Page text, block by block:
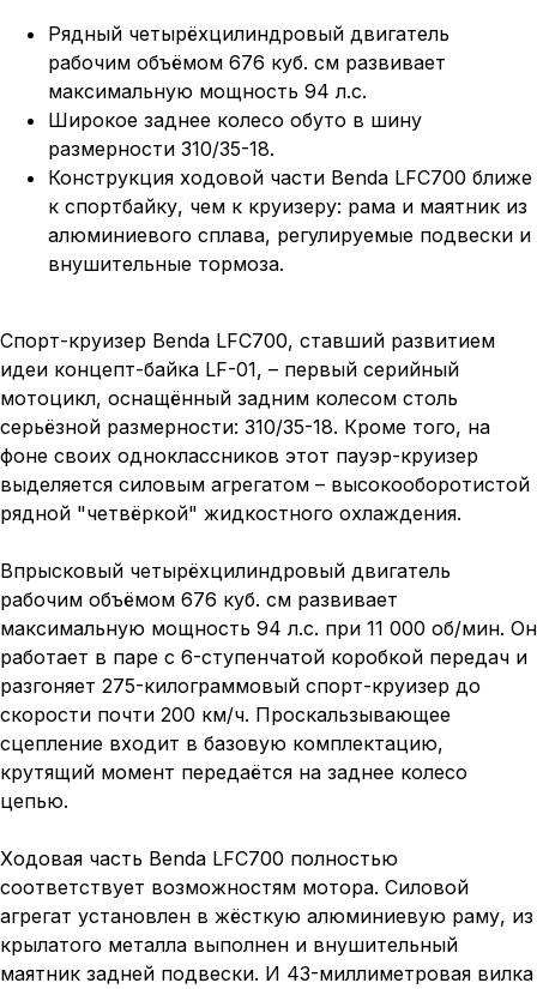
Рядный четырёхцилиндровый двигатель
рабочим объёмом 676 куб. см развивает
максимальную мощность 94 л.с.
Широкое заднее колесо обуто в шину
размерности 310/35-18.
Конструкция ходовой части Benda LFC700 ближе
к спортбайку, чем к круизеру: рама и маятник из
алюминиевого сплава, регулируемые подвески и
внушительные тормоза.
Спорт-круизер Benda LFC700, ставший развитием
идеи концепт-байка LF-01, – первый серийный
мотоцикл, оснащённый задним колесом столь
серьёзной размерности: 310/35-18. Кроме того, на
фоне своих одноклассников этот пауэр-круизер
выделяется силовым агрегатом – высокооборотистой
рядной "четвёркой" жидкостного охлаждения.
Впрысковый четырёхцилиндровый двигатель
рабочим объёмом 676 куб. см развивает
максимальную мощность 94 л.с. при 11 000 об/мин. Он
работает в паре с 6-ступенчатой коробкой передач и
разгоняет 275-килограммовый спорт-круизер до
скорости почти 200 км/ч. Проскальзывающее
сцепление входит в базовую комплектацию,
крутящий момент передаётся на заднее колесо
цепью.
Ходовая часть Benda LFC700 полностью
соответствует возможностям мотора. Силовой
агрегат установлен в жёсткую алюминиевую раму, из
крылатого металла выполнен и внушительный
маятник задней подвески. И 43-миллиметровая вилка